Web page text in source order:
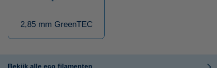
2,85 mm GreenTEC
Bekijk alle eco filamenten